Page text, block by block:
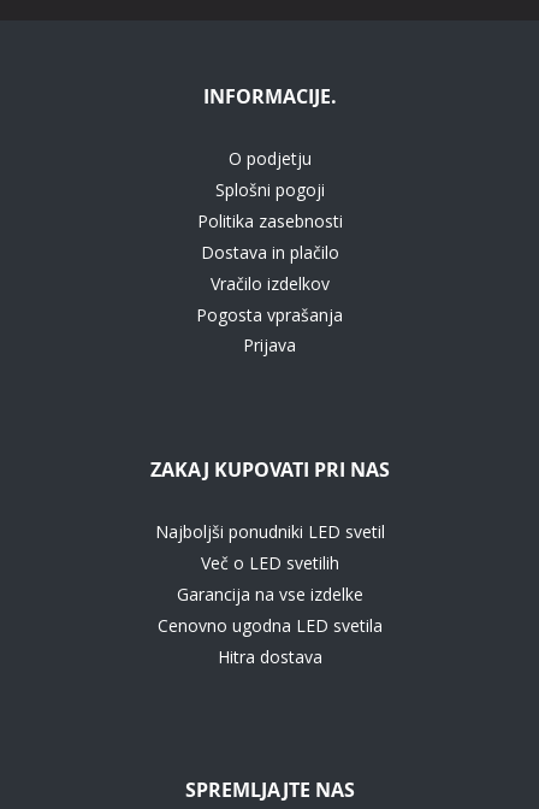
INFORMACIJE.
O podjetju
Splošni pogoji
Politika zasebnosti
Dostava in plačilo
Vračilo izdelkov
Pogosta vprašanja
Prijava
ZAKAJ KUPOVATI PRI NAS
Najboljši ponudniki LED svetil
Več o LED svetilih
Garancija na vse izdelke
Cenovno ugodna LED svetila
Hitra dostava
SPREMLJAJTE NAS